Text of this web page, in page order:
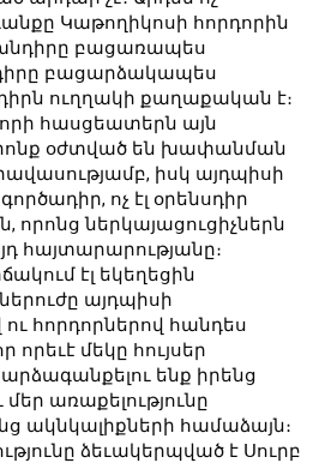
Կաթողիկոսի հորդորին
բացառապես
բացարձակապես
ուղղակի քաղաքական է։
հասցեատերն այն
օժտված են խափանման
իսկ այդպիսի
ոչ էլ օրենսդիր
որոնց ներկայացուցիչներն
հայտարարությանը։
էլ եկեղեցին
այդպիսի
ու հորդորներով հանդես
որեւէ մեկը հույսեր
ենք իրենց
առաքելությունը
ակնկալիքների համաձայն։
ձեւակերպված է Սուրբ